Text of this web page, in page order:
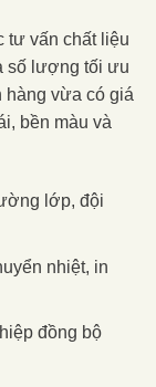
tư vấn chất liệu
số lượng tối ưu
hàng vừa có giá
bền màu và
lớp, đội
nhiệt, in
đồng bộ